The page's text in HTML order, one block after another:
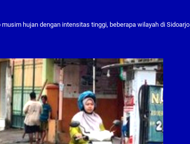
hujan dengan intensitas tinggi, beberapa wilayah di Sidoarjo